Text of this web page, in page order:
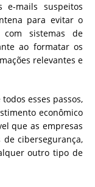
e-mails suspeitos
para evitar o
sistemas de
ao formatar os
relevantes e
esses passos,
econômico
que as empresas
cibersegurança,
outro tipo de